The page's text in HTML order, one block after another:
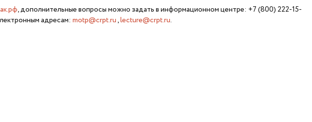
, дополнительные вопросы можно задать в информационном центре: +7 (800) 222-15-
адресам: motp@crpt.ru,lecture@crpt.ru.